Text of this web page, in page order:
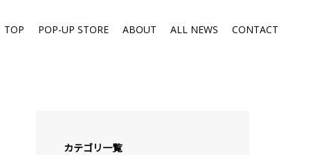
TOP POP-UP STORE ABOUT ALL NEWS CONTACT
カテゴリ一覧